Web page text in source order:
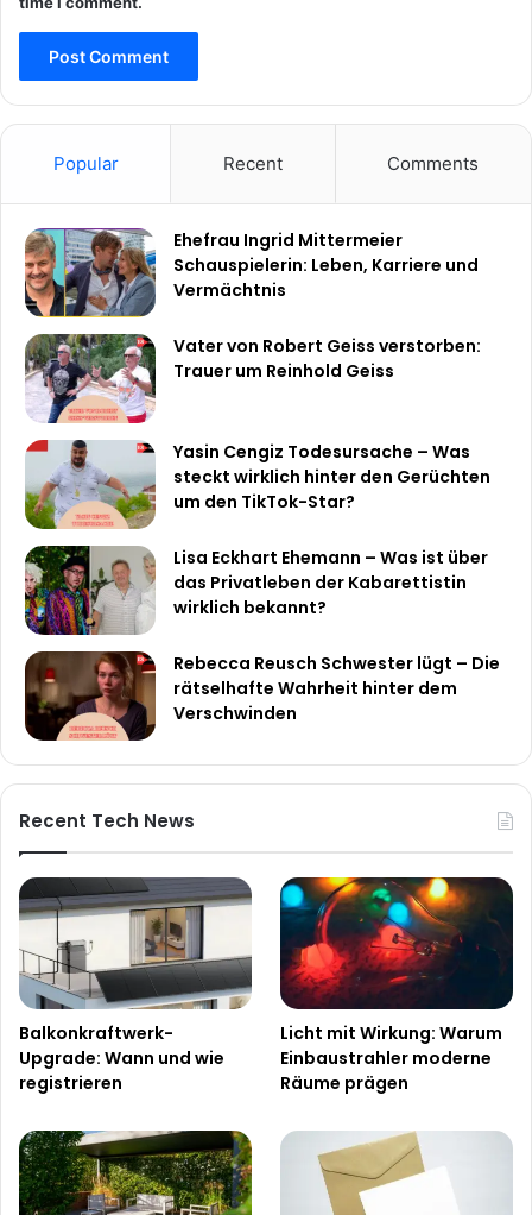
Popular Recent Comments
Ehefrau Ingrid Mittermeier
Schauspielerin: Leben, Karriere und
Vermächtnis
Vater von Robert Geiss verstorben:
Trauer um Reinhold Geiss
Yasin Cengiz Todesursache – Was
steckt wirklich hinter den Gerüchten
um den TikTok-Star?
Lisa Eckhart Ehemann – Was ist über
das Privatleben der Kabarettistin
wirklich bekannt?
Rebecca Reusch Schwester lügt – Die
rätselhafte Wahrheit hinter dem
Verschwinden
Recent Tech News
Balkonkraftwerk-
Upgrade: Wann und wie
registrieren
Licht mit Wirkung: Warum
Einbaustrahler moderne
Räume prägen